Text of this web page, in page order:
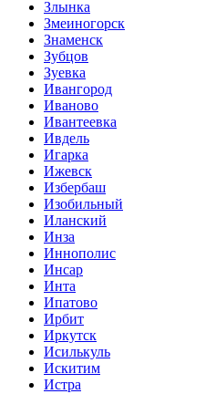
Злынка
Змеиногорск
Знаменск
Зубцов
Зуевка
Ивангород
Иваново
Ивантеевка
Ивдель
Игарка
Ижевск
Избербаш
Изобильный
Иланский
Инза
Иннополис
Инсар
Инта
Ипатово
Ирбит
Иркутск
Исилькуль
Искитим
Истра